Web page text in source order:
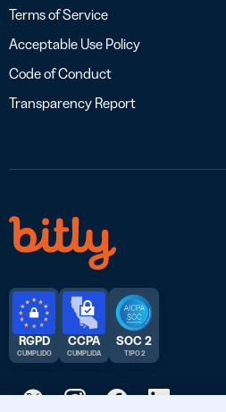
Terms of Service
Acceptable Use Policy
Code of Conduct
Transparency Report
RGPD
CUMPLIDO
CCPA
CUMPLIDA
SOC 2
TIPO 2